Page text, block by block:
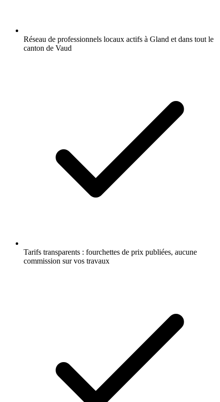
Réseau de professionnels locaux actifs à Gland et dans tout le
canton de Vaud
Tarifs transparents : fourchettes de prix publiées, aucune
commission sur vos travaux